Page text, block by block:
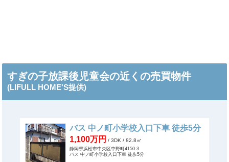
すぎの子放課後児童会の近くの売買物件
(LIFULL HOME'S提供)
バス 中ノ町小学校入口下車 徒歩5分
1,100万円 / 3DK / 82.8㎡
静岡県浜松市中央区中野町4150-3
バス 中ノ町小学校入口下車 徒歩5分